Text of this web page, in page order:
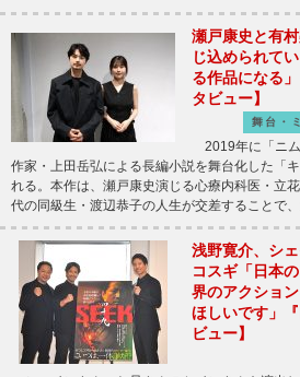
瀬戸康史と有
じ込められて
る作品になる
タビュー】
舞台・
2019年に「ニ
作家・上田岳弘による長編小説を舞台化した「
れる。本作は、瀬戸康史演じる心療内科医・立
代の同級生・渡辺恭子の人生が交差することで
浅野寛介、シ
コスギ「日本
界のアクショ
ほしいです」
ビュー】